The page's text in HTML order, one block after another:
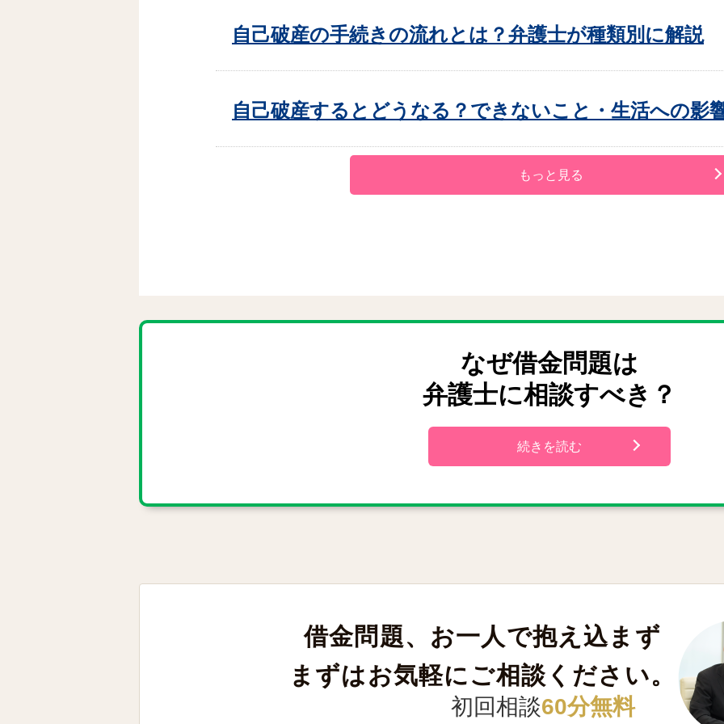
自己破産の手続きの流れとは？弁護士が種類別に解説
自己破産するとどうなる？できないこと・生活への影
もっと見る
なぜ借金問題は
弁護士に相談すべき？
続きを読む
借金問題、お一人で抱え込まず
まずはお気軽にご相談ください。
初回相談60分無料